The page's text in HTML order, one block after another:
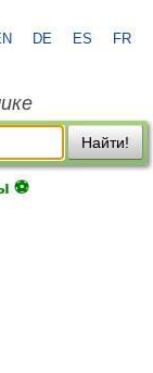
DE ES FR
Найти!
⚽